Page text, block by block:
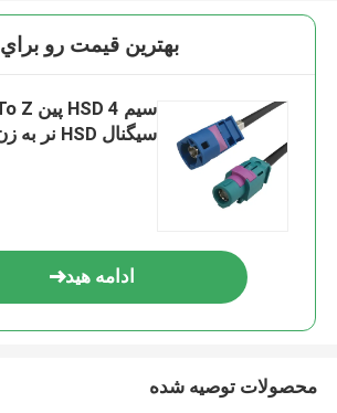
بهترين قيمت رو براي
سیگنال HSD نر به زن
ادامه هید
محصولات توصیه شده